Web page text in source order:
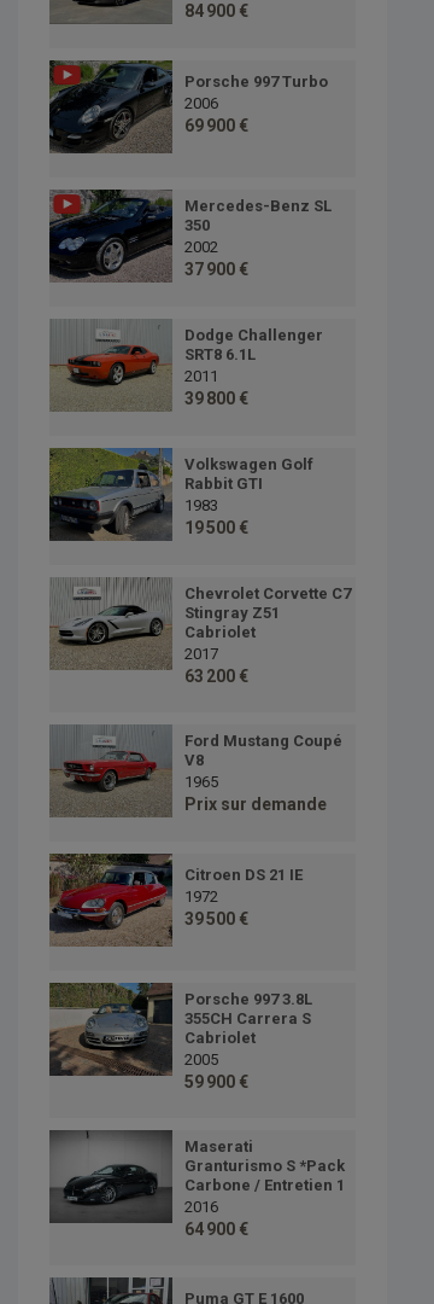
84 900 €
Porsche 997 Turbo
2006
69 900 €
Mercedes-Benz SL
350
2002
37 900 €
Dodge Challenger
SRT8 6.1L
2011
39 800 €
Volkswagen Golf
Rabbit GTI
1983
19 500 €
Chevrolet Corvette C7
Stingray Z51
Cabriolet
2017
63 200 €
Ford Mustang Coupé
V8
1965
Prix sur demande
Citroen DS 21 IE
1972
39 500 €
Porsche 997 3.8L
355CH Carrera S
Cabriolet
2005
59 900 €
Maserati
Granturismo S *Pack
Carbone / Entretien 1
2016
64 900 €
Puma GT E 1600